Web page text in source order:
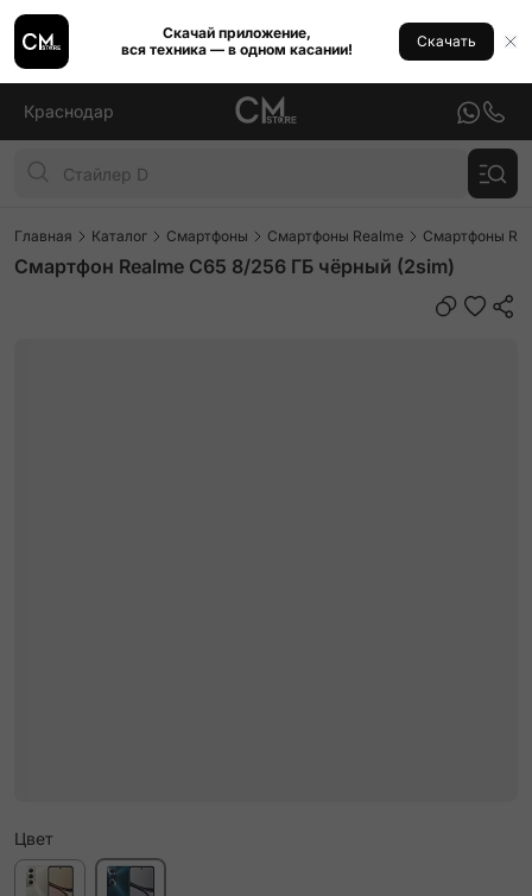
Скачай приложение,
вся техника — в одном касании!
Скачать
Краснодар
Главная Каталог Смартфоны Смартфоны Realme Смартфоны
Смартфон Realme C65 8/256 ГБ чёрный (2sim)
Цвет